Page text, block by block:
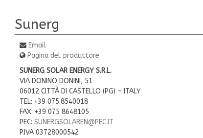
Sunerg
Email
Pagina del produttore
SUNERG SOLAR ENERGY S.R.L.
VIA DONINO DONINI, 51
06012 CITTÀ DI CASTELLO (PG) - ITALY
TEL: +39 075.8540018
FAX: +39 075 8648105
PEC: SUNERGSOLAREN@PEC.IT
P.IVA 03728000542